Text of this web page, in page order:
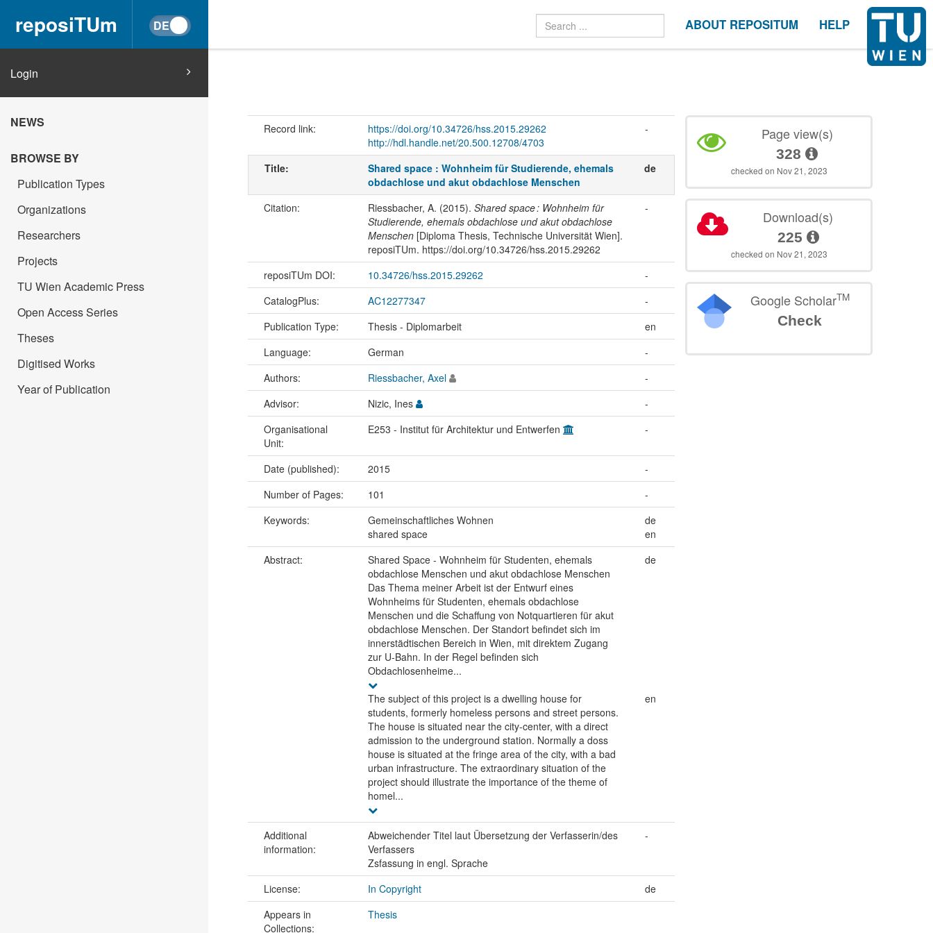
reposiTUm ABOUT REPOSITUM HELP
Login
NEWS
BROWSE BY
Publication Types
Organizations
Researchers
Projects
TU Wien Academic Press
Open Access Series
Theses
Digitised Works
Year of Publication
Record link:
https://doi.org/10.34726/hss.2015.29262
http://hdl.handle.net/20.500.12708/4703
-
Title:
Shared space : Wohnheim für Studierende, ehemals
obdachlose und akut obdachlose Menschen
de
Citation: Riessbacher, A. (2015). Shared space : Wohnheim für
Studierende, ehemals obdachlose und akut obdachlose
Menschen[Diploma Thesis, Technische Universität Wien].
reposiTUm. https://doi.org/10.34726/hss.2015.29262
-
reposiTUm DOI: 10.34726/hss.2015.29262
-
CatalogPlus:
AC12277347
-
Publication Type:
Thesis - Diplomarbeit
en
Language:
German
-
Authors:
Riessbacher, Axel
-
Advisor:
Nizic, Ines
-
Organisational
Unit:
E253 - Institut für Architektur und Entwerfen -
Date (published): 2015
-
Number of Pages:
101
-
Keywords:
Gemeinschaftliches Wohnen
de
shared space
en
Abstract:
Shared Space - Wohnheim für Studenten, ehemals
obdachlose Menschen und akut obdachlose Menschen
Das Thema meiner Arbeit ist der Entwurf eines
Wohnheims für Studenten, ehemals obdachlose
Menschen und die Schaffung von Notquartieren für akut
obdachlose Menschen. Der Standort befindet sich im
innerstädtischen Bereich in Wien, mit direktem Zugang
zur U-Bahn. In der Regel befinden sich
Obdachlosenheime...
de
The subject of this project is a dwelling house for
students, formerly homeless persons and street persons.
The house is situated near the city-center, with a direct
admission to the underground station. Normally a doss
house is situated at the fringe area of the city, with a bad
urban infrastructure. The extraordinary situation of the
project should illustrate the importance of the theme of
homel...
en
Additional
information:
Abweichender Titel laut Übersetzung der Verfasserin/des
Verfassers
Zsfassung in engl. Sprache
-
License: In Copyright
de
Appears in
Collections:
Thesis
Page view(s)
328
checked on Nov 21, 2023
Download(s)
225
checked on Nov 21, 2023
Google ScholarTM
Check